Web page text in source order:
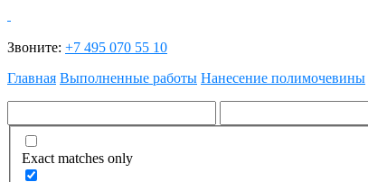
Звоните: +7 495 070 55 10
Главная Выполненные работы Нанесение полимочевины
Exact matches only